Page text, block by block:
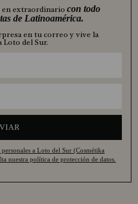
extraordinario con todo
de Latinoamérica.
en tu correo y vive la
Loto del Sur.
a Loto del Sur (Cosmétika
nuestra política de protección de datos.